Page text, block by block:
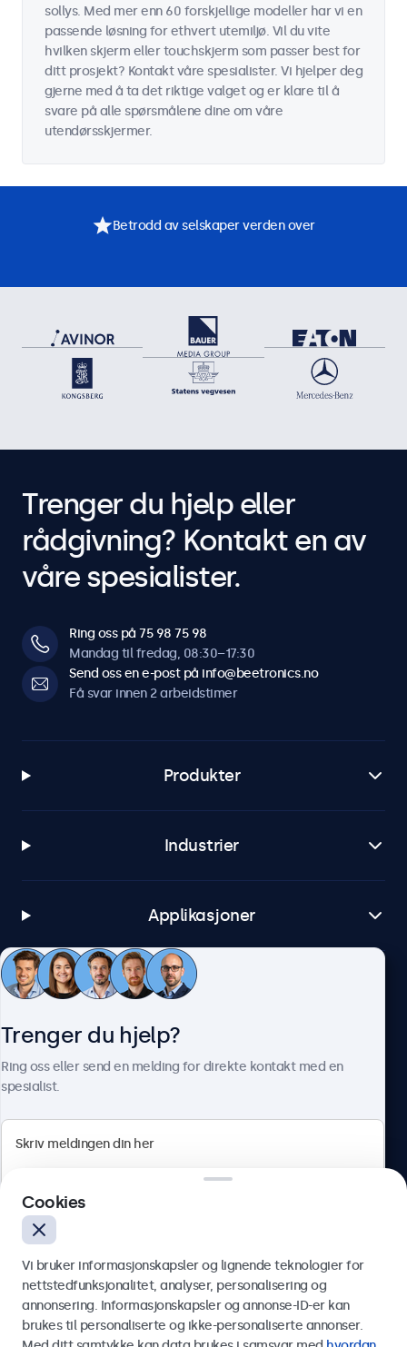
sollys. Med mer enn 60 forskjellige modeller har vi en
passende løsning for ethvert utemiljø. Vil du vite
hvilken skjerm eller touchskjerm som passer best for
ditt prosjekt? Kontakt våre spesialister. Vi hjelper deg
gjerne med å ta det riktige valget og er klare til å
svare på alle spørsmålene dine om våre
utendørsskjermer.
Betrodd av selskaper verden over
Trenger du hjelp eller
rådgivning? Kontakt en av
våre spesialister.
Ring oss på 75 98 75 98
Mandag til fredag, 08:30–17:30
Send oss en e-post på info@beetronics.no
Få svar innen 2 arbeidstimer
Produkter
Industrier
Applikasjoner
Kundeservice
Norsk
Trenger du hjelp?
Ring oss eller send en melding for direkte kontakt med en
spesialist.
Send
Cookies
Vi bruker informasjonskapsler og lignende teknologier for
nettstedfunksjonalitet, analyser, personalisering og
annonsering. Informasjonskapsler og annonse-ID-er kan
brukes til personaliserte og ikke-personaliserte annonser.